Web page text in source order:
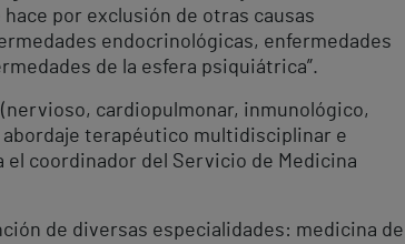
por exclusión de otras causas
endocrinológicas, enfermedades
de la esfera psiquiátrica”.
cardiopulmonar, inmunológico,
terapéutico multidisciplinar e
coordinador del Servicio de Medicina
de diversas especialidades: medicina de